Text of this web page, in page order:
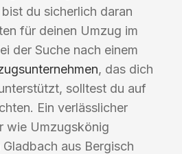
du sicherlich daran
für deinen Umzug im
der Suche nach einem
, das dich
solltest du auf
Ein verlässlicher
wie Umzugskönig
aus Bergisch